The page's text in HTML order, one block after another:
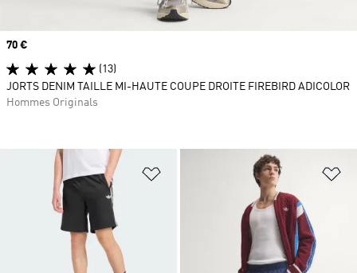
Ajouter à la Liste de produits
Prix
70 €
(13)
JORTS DENIM TAILLE MI-HAUTE COUPE DROITE FIREBIRD ADICOLOR
Hommes Originals